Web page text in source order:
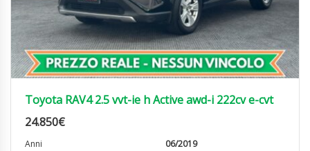
Toyota RAV4 2.5 vvt-ie h Active awd-i 222cv e-cvt
24.850€
Anni
06/2019